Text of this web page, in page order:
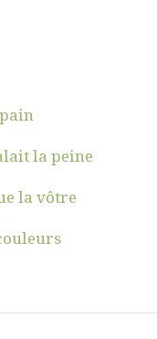
la peine
la vôtre